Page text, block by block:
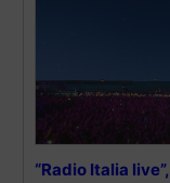
“Radio Italia